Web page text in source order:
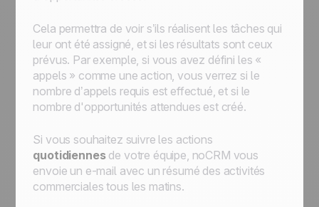
Cela permettra de voir s’ils réalisent les tâches qui
leur ont été assigné, et si les résultats sont ceux
prévus. Par exemple, si vous avez défini les «
appels » comme une action, vous verrez si le
nombre d’appels requis est effectué, et si le
nombre d'opportunités attendues est créé.
Si vous souhaitez suivre les actions
quotidiennesde votre équipe, noCRM vous
envoie un e-mail avec un résumé des activités
commerciales tous les matins.